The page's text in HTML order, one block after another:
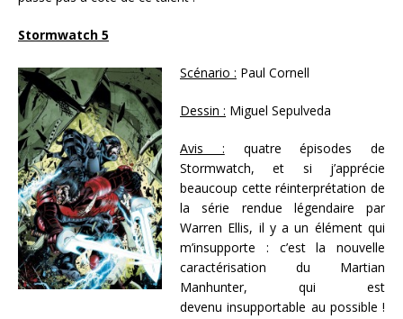
Stormwatch 5
Scénario : Paul Cornell
Dessin : Miguel Sepulveda
Avis : quatre épisodes de
Stormwatch, et si j’apprécie
beaucoup cette réinterprétation de
la série rendue légendaire par
Warren Ellis, il y a un élément qui
m’insupporte : c’est la nouvelle
caractérisation du Martian
Manhunter, qui est
devenu insupportable au possible !